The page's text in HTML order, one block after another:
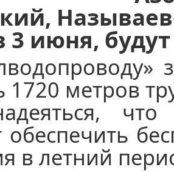
3 июня,
1720 метров
обеспечить
в летний